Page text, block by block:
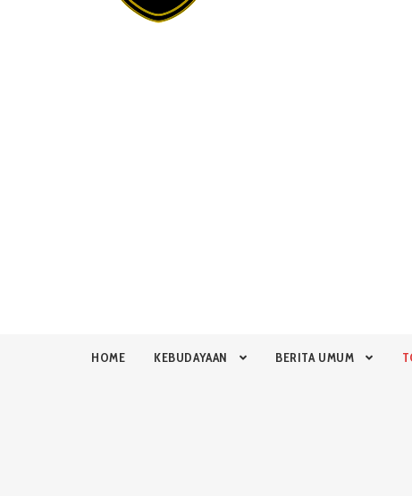
HOME KEBUDAYAAN BERITA UMUM